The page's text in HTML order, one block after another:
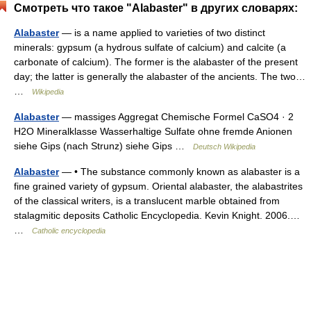
Смотреть что такое "Alabaster" в других словарях:
Alabaster— is a name applied to varieties of two distinct
minerals: gypsum (a hydrous sulfate of calcium) and calcite (a
carbonate of calcium). The former is the alabaster of the present
day; the latter is generally the alabaster of the ancients. The two…
Wikipedia
Alabaster— massiges Aggregat Chemische Formel CaSO4 · 2
H2O Mineralklasse Wasserhaltige Sulfate ohne fremde Anionen
siehe Gips (nach Strunz) siehe Gips …
Deutsch Wikipedia
Alabaster— • The substance commonly known as alabaster is a
fine grained variety of gypsum. Oriental alabaster, the alabastrites
of the classical writers, is a translucent marble obtained from
stalagmitic deposits Catholic Encyclopedia. Kevin Knight. 2006.…
Catholic encyclopedia